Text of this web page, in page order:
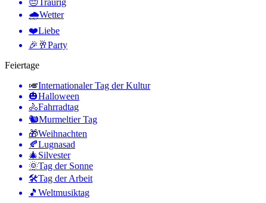
😔Traurig
🌧Wetter
❤️Liebe
🎉🥂Party
Feiertage
🎺Internationaler Tag der Kultur
🎃Halloween
🚴Fahrradtag
🐿Murmeltier Tag
🎁Weihnachten
🍂Lugnasad
🎄Silvester
🌞Tag der Sonne
🛠Tag der Arbeit
🎵 Weltmusiktag